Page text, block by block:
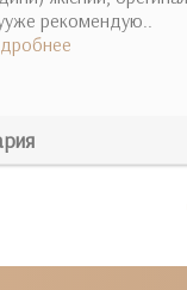
рекомендую..